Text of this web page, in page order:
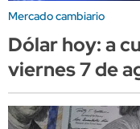
Mercado cambiario
Dólar hoy: a
viernes 7 de